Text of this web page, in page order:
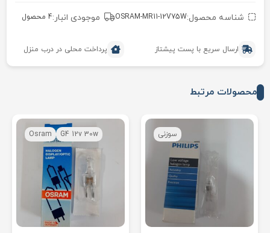
شناسه محصول:OSRAM-MR11-12V75W موجودی انبار:4 محصول
ارسال سریع با پست پیشتاز پرداخت محلی در درب منزل
محصولات مرتبط
سوزنی G4 12v 30w
Osram